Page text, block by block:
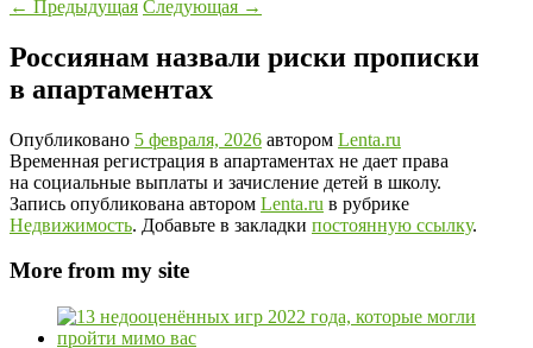
← Предыдущая Следующая →
Россиянам назвали риски прописки
в апартаментах
Опубликовано 5 февраля, 2026 автором Lenta.ru
Временная регистрация в апартаментах не дает права
на социальные выплаты и зачисление детей в школу.
Запись опубликована автором Lenta.ru в рубрике
Недвижимость. Добавьте в закладки постоянную ссылку.
More from my site